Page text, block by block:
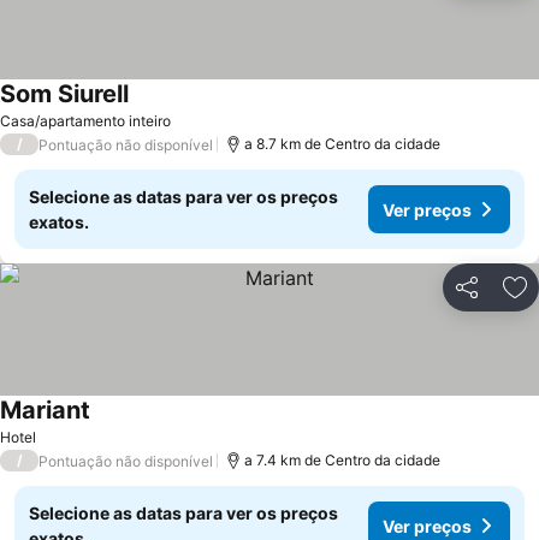
Casa/apartamento inteiro
Som Siurell
/ Pontuação não disponível a 8.7 km de Centro da cidade
Selecione as datas para ver os preços
exatos.
Ver preços
Partilhar
Hotel
Mariant
/ Pontuação não disponível a 7.4 km de Centro da cidade
Selecione as datas para ver os preços
Ver preços